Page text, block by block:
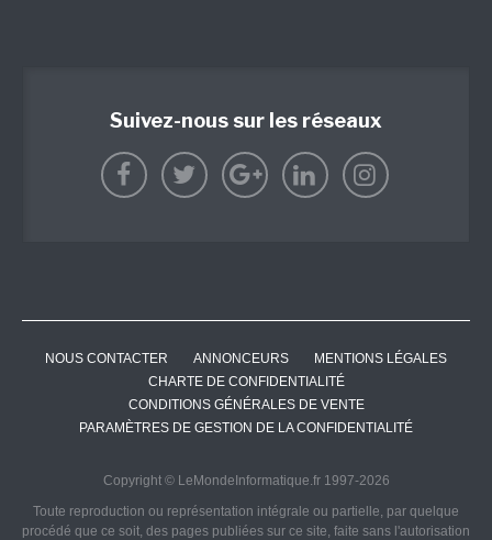
Suivez-nous sur les réseaux
NOUS CONTACTER ANNONCEURS
MENTIONS LÉGALES
CHARTE DE CONFIDENTIALITÉ
CONDITIONS GÉNÉRALES DE VENTE
PARAMÈTRES DE GESTION DE LA CONFIDENTIALITÉ
Copyright © LeMondeInformatique.fr 1997-2026
Toute reproduction ou représentation intégrale ou partielle, par quelque
procédé que ce soit, des pages publiées sur ce site, faite sans l'autorisation